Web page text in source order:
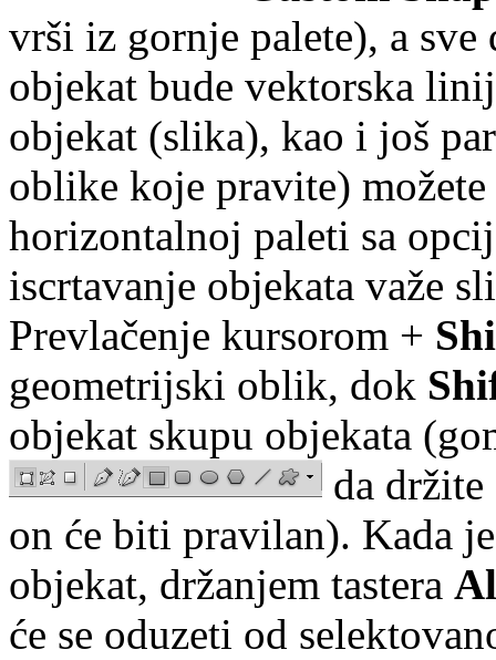
vrši iz gornje palete), a
objekat bude vektorska
objekat (slika), kao i još
oblike koje pravite)
horizontalnoj paleti sa
iscrtavanje objekata važe
Prevlačenje kursorom +
geometrijski oblik, dok
objekat skupu objekata
da držite
on će biti pravilan). Kada
objekat, držanjem tastera
će se oduzeti od